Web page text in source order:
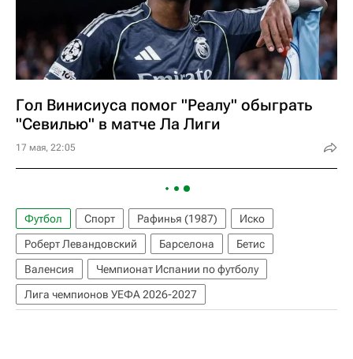
Гол Винисиуса помог "Реалу" обыграть
"Севилью" в матче Ла Лиги
17 мая, 22:05
Футбол Спорт Рафинья (1987)
Иско
Роберт Левандовский
Барселона
Бетис
Валенсия
Чемпионат Испании по футболу
Лига чемпионов УЕФА 2026-2027